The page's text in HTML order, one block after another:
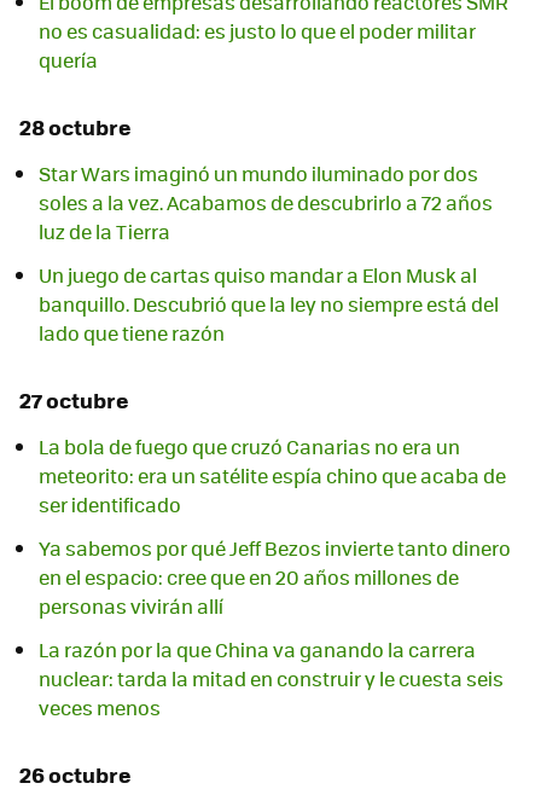
no es casualidad: es justo lo que el poder militar
quería
28 octubre
Star Wars imaginó un mundo iluminado por dos
soles a la vez. Acabamos de descubrirlo a 72 años
luz de la Tierra
Un juego de cartas quiso mandar a Elon Musk al
banquillo. Descubrió que la ley no siempre está del
lado que tiene razón
27 octubre
La bola de fuego que cruzó Canarias no era un
meteorito: era un satélite espía chino que acaba de
ser identificado
Ya sabemos por qué Jeff Bezos invierte tanto dinero
en el espacio: cree que en 20 años millones de
personas vivirán allí
La razón por la que China va ganando la carrera
nuclear: tarda la mitad en construir y le cuesta seis
veces menos
26 octubre